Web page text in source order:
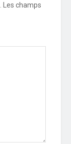
Les champs